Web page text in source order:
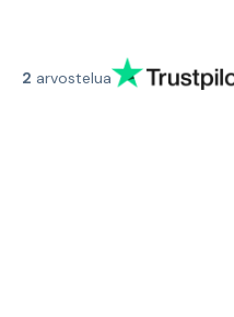
2 arvostelua